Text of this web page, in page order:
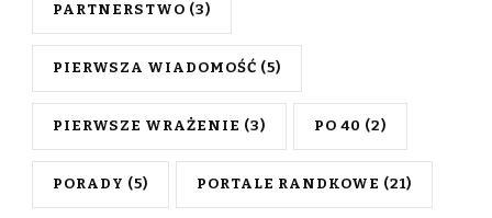
PARTNERSTWO (3)
PIERWSZA WIADOMOŚĆ (5)
PIERWSZE WRAŻENIE (3) PO 40 (2)
PORADY (5) PORTALE RANDKOWE (21)